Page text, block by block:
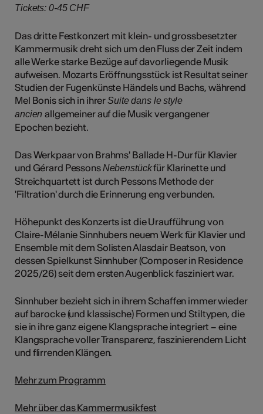
Tickets: 0-45 CHF​​​​​​​​​​​​​​​​​​​​​​​​​
Das dritte Festkonzert mit klein- und grossbesetzter
Kammermusik dreht sich um den Fluss der Zeit indem
alle Werke starke Bezüge auf davorliegende Musik
aufweisen. Mozarts Eröffnungsstück ist Resultat seiner
Studien der Fugenkünste Händels und Bachs, während
Mel Bonis sich in ihrerSuite dans le style
ancienallgemeiner auf die Musik vergangener
Epochen bezieht.
Das Werkpaar von Brahms' Ballade H-Dur für Klavier
und Gérard PessonsNebenstückfür Klarinette und
Streichquartett ist durch Pessons Methode der
'Filtration' durch die Erinnerung eng verbunden.
Höhepunkt des Konzerts ist die Uraufführung von
Claire-Mélanie Sinnhubers neuem Werk für Klavier und
Ensemble mit dem Solisten Alasdair Beatson, von
dessen Spielkunst Sinnhuber (Composer in Residence
2025/26) seit dem ersten Augenblick fasziniert war.
Sinnhuber bezieht sich in ihrem Schaffen immer wieder
auf barocke (und klassische) Formen und Stiltypen, die
sie in ihre ganz eigene Klangsprache integriert – eine
Klangsprache voller Transparenz, faszinierendem Licht
und flirrenden Klängen.
Mehr zum Programm
Mehr über das Kammermusikfest